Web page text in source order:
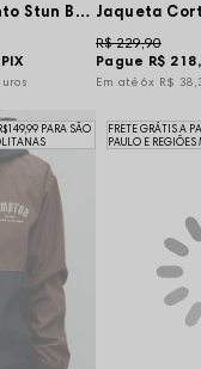
Jaqueta Corta Vento Stun Basica logo Compton - Laranja
Pague R$
R$ 229,90
6x R$
PARA SÃO
FRETE GRÁTIS A
PAULO E